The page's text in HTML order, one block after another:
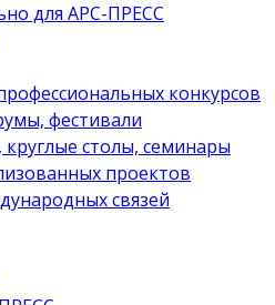
для АРС-ПРЕСС
конкурсов
фестивали
столы, семинары
проектов
связей